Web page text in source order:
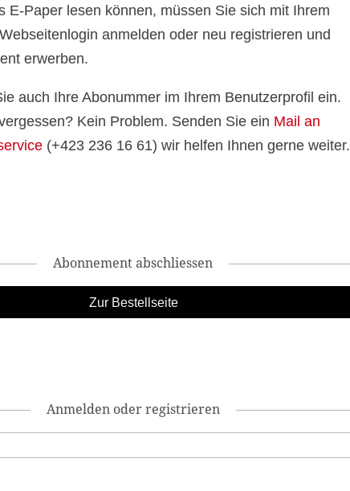
E-Paper lesen können, müssen Sie sich mit Ihrem
anmelden oder neu registrieren und
erwerben.
auch Ihre Abonummer im Ihrem Benutzerprofil ein.
Kein Problem. Senden Sie ein Mail an
(+423 236 16 61) wir helfen Ihnen gerne weiter.
Abonnement abschliessen
Anmelden oder registrieren